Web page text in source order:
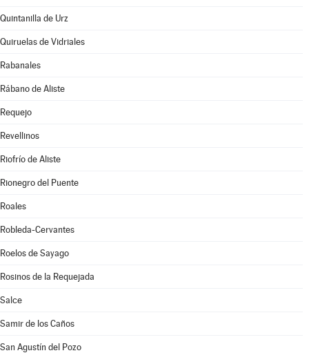
Quintanilla de Urz
Quiruelas de Vidriales
Rabanales
Rábano de Aliste
Requejo
Revellinos
Riofrío de Aliste
Rionegro del Puente
Roales
Robleda-Cervantes
Roelos de Sayago
Rosinos de la Requejada
Salce
Samir de los Caños
San Agustín del Pozo